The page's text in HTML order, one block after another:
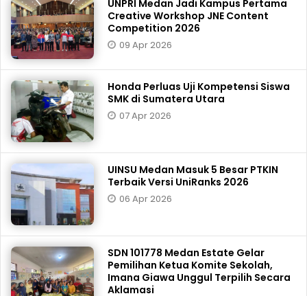
UNPRI Medan Jadi Kampus Pertama
Creative Workshop JNE Content
Competition 2026
09 Apr 2026
Honda Perluas Uji Kompetensi Siswa
SMK di Sumatera Utara
07 Apr 2026
UINSU Medan Masuk 5 Besar PTKIN
Terbaik Versi UniRanks 2026
06 Apr 2026
SDN 101778 Medan Estate Gelar
Pemilihan Ketua Komite Sekolah,
Imana Giawa Unggul Terpilih Secara
Aklamasi